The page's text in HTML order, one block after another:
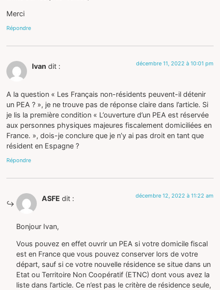
Merci
Répondre
Ivan dit : décembre 11, 2022 à 10:01 pm
A la question « Les Français non-résidents peuvent-il détenir
un PEA ? », je ne trouve pas de réponse claire dans l’article. Si
je lis la première condition « L’ouverture d’un PEA est réservée
aux personnes physiques majeures fiscalement domiciliées en
France. », dois-je conclure que je n’y ai pas droit en tant que
résident en Espagne ?
Répondre
ASFE dit : décembre 12, 2022 à 11:22 am
Bonjour Ivan,
Vous pouvez en effet ouvrir un PEA si votre domicile fiscal
est en France que vous pouvez conserver lors de votre
départ, sauf si ce votre nouvelle résidence se situe dans un
Etat ou Territoire Non Coopératif (ETNC) dont vous avez la
liste dans l’article. Ce n’est pas le critère de résidence seule,